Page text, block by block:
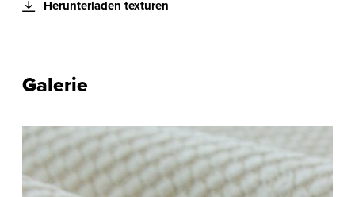
Herunterladen texturen
Galerie